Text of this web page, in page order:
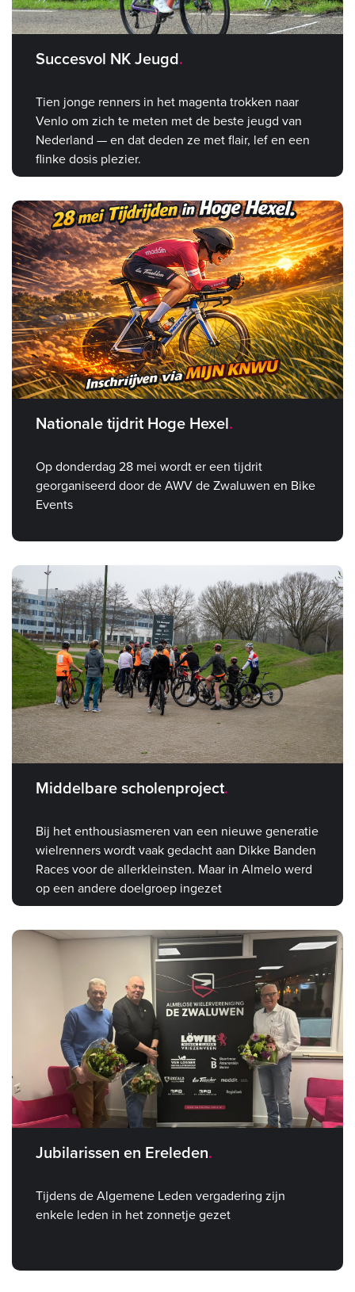
Succesvol NK Jeugd
Tien jonge renners in het magenta trokken naar
Venlo om zich te meten met de beste jeugd van
Nederland — en dat deden ze met flair, lef en een
flinke dosis plezier.
Nationale tijdrit Hoge Hexel
Op donderdag 28 mei wordt er een tijdrit
georganiseerd door de AWV de Zwaluwen en Bike
Events
Middelbare scholenproject
Bij het enthousiasmeren van een nieuwe generatie
wielrenners wordt vaak gedacht aan Dikke Banden
Races voor de allerkleinsten. Maar in Almelo werd
op een andere doelgroep ingezet
Jubilarissen en Ereleden
Tijdens de Algemene Leden vergadering zijn
enkele leden in het zonnetje gezet